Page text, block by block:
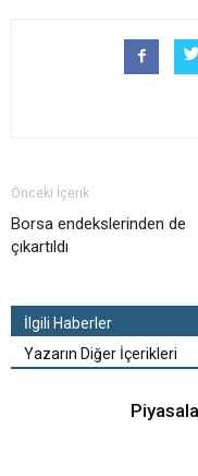
Önceki İçerik
Borsa endekslerinden de
çıkartıldı
İlgili Haberler
Yazarın Diğer İçerikleri